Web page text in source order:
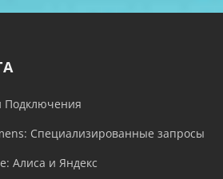
Подключения
Специализированные запросы
Алиса и Яндекс